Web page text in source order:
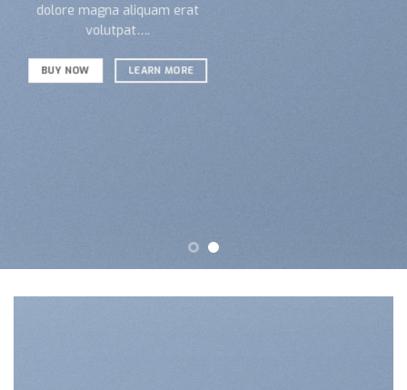
dolore magna aliquam erat
volutpat….
BUY NOW LEARN MORE